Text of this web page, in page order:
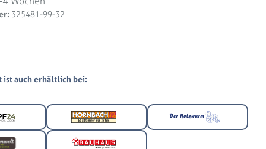
325481-99-32
ist auch erhältlich bei: